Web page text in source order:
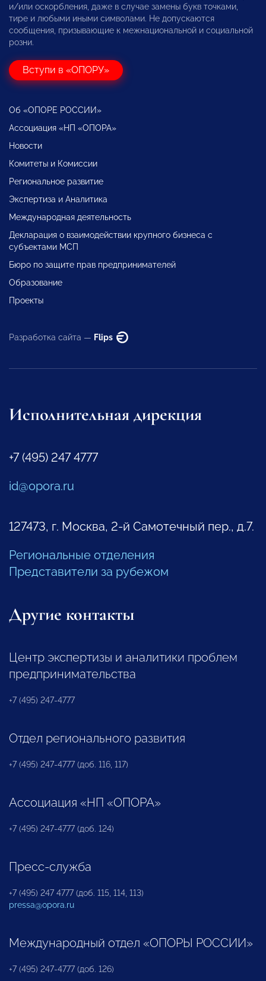
и/или оскорбления, даже в случае замены букв точками,
тире и любыми иными символами. Не допускаются
сообщения, призывающие к межнациональной и социальной
розни.
Вступи в «ОПОРУ»
Об «ОПОРЕ РОССИИ»
Ассоциация «НП «ОПОРА»
Новости
Комитеты и Комиссии
Региональное развитие
Экспертиза и Аналитика
Международная деятельность
Декларация о взаимодействии крупного бизнеса с
субъектами МСП
Бюро по защите прав предпринимателей
Образование
Проекты
Разработка сайта — Flips
Исполнительная дирекция
+7 (495) 247 4777
id@opora.ru
127473, г. Москва, 2-й Самотечный пер., д.7.
Региональные отделения
Представители за рубежом
Другие контакты
Центр экспертизы и аналитики проблем
предпринимательства
+7 (495) 247-4777
Отдел регионального развития
+7 (495) 247-4777 (доб. 116, 117)
Ассоциация «НП «ОПОРА»
+7 (495) 247-4777 (доб. 124)
Пресс-служба
+7 (495) 247 4777 (доб. 115, 114, 113)
pressa@opora.ru
Международный отдел «ОПОРЫ РОССИИ»
+7 (495) 247-4777 (доб. 126)